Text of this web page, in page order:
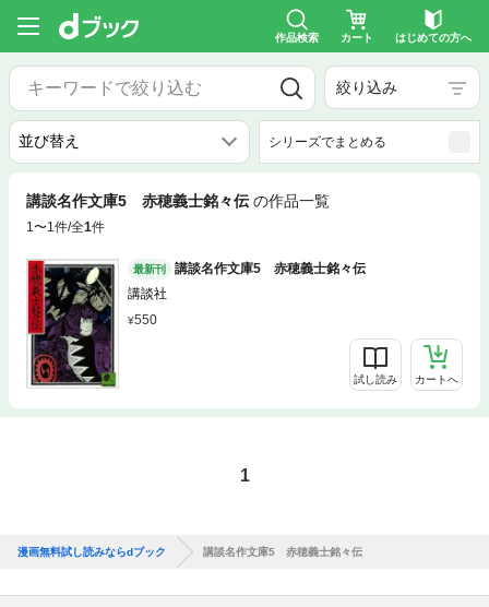
作品検索 カート はじめての方へ
絞り込み
シリーズでまとめる
講談名作文庫5 赤穂義士銘々伝 の作品一覧
1〜1件/全1件
最新刊
講談名作文庫5 赤穂義士銘々伝
講談社
550
試し読み カートへ
1
漫画無料試し読みならdブック 講談名作文庫5 赤穂義士銘々伝